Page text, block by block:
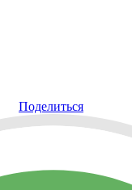
Поделиться